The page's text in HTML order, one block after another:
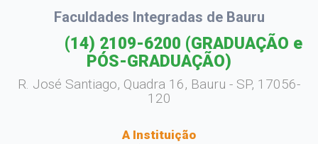
Faculdades Integradas de Bauru
(14) 2109-6200 (GRADUAÇÃO e
PÓS-GRADUAÇÃO)
R. José Santiago, Quadra 16, Bauru - SP, 17056-
120
A Instituição